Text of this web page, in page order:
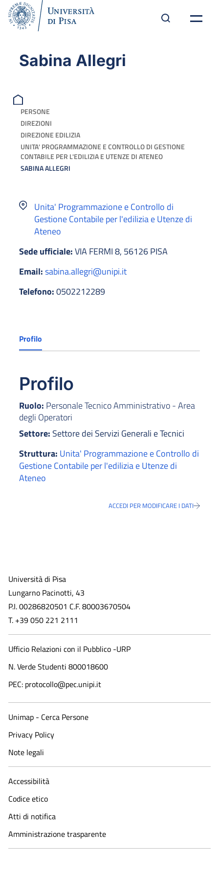
Sabina Allegri
PERSONE
DIREZIONI
DIREZIONE EDILIZIA
UNITA' PROGRAMMAZIONE E CONTROLLO DI GESTIONE
CONTABILE PER L'EDILIZIA E UTENZE DI ATENEO
SABINA ALLEGRI
Unita' Programmazione e Controllo di
Gestione Contabile per l'edilizia e Utenze di
Ateneo
Sede ufficiale:VIA FERMI 8, 56126 PISA
Email:sabina.allegri@unipi.it
Telefono:0502212289
Profilo
Profilo
Ruolo: Personale Tecnico Amministrativo - Area
degli Operatori
Settore: Settore dei Servizi Generali e Tecnici
Struttura: Unita' Programmazione e Controllo di
Gestione Contabile per l'edilizia e Utenze di
Ateneo
ACCEDI PER MODIFICARE I DATI
Università di Pisa
Lungarno Pacinotti, 43
P.I. 00286820501 C.F. 80003670504
T. +39 050 221 2111
Ufficio Relazioni con il Pubblico -URP
N. Verde Studenti 800018600​
PEC: protocollo@pec.unipi.it
Unimap - Cerca Persone
Privacy Policy
Note legali
Accessibilità
Codice etico
Atti di notifica
Amministrazione trasparente